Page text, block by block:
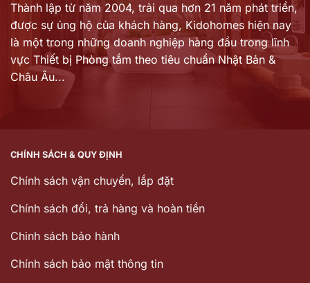
Thành lập từ năm 2004, trải qua hơn 21 năm phát triển,
được sự ủng hộ của khách hàng, Kidohomes hiện nay
là một trong những doanh nghiệp hàng đầu trong lĩnh
vực Thiết bị Phòng tắm theo tiêu chuẩn Nhật Bản &
Châu Âu...
CHÍNH SÁCH & QUY ĐỊNH
Chính sách vận chuyển, lắp đặt
Chính sách đổi, trả hàng và hoàn tiền
Chinh sách bảo hành
Chính sách bảo mật thông tin